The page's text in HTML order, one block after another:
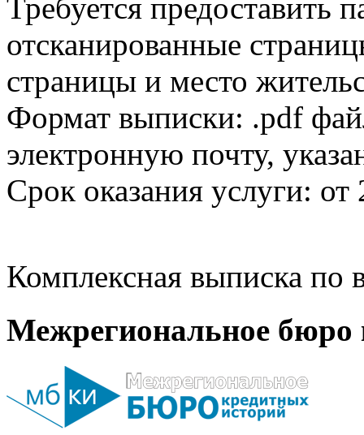
Требуется предоставить
отсканированные
страницы и место
Формат выписки: .pdf
электронную почту,
Срок оказания услуги: от
Комплексная выписка
Межрегиональное бюро